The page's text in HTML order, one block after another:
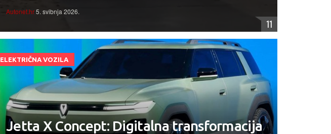
Autonet.hr5. svibnja 2026.
11
ELEKTRIČNA VOZILA
Jetta X Concept: Digitalna transformacija